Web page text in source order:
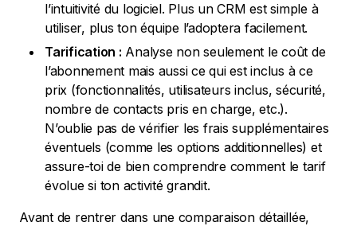
l’intuitivité du logiciel. Plus un CRM est simple à
utiliser, plus ton équipe l’adoptera facilement.
Tarification : Analyse non seulement le coût de
l’abonnement mais aussi ce qui est inclus à ce
prix (fonctionnalités, utilisateurs inclus, sécurité,
nombre de contacts pris en charge, etc.).
N’oublie pas de vérifier les frais supplémentaires
éventuels (comme les options additionnelles) et
assure-toi de bien comprendre comment le tarif
évolue si ton activité grandit.
Avant de rentrer dans une comparaison détaillée,